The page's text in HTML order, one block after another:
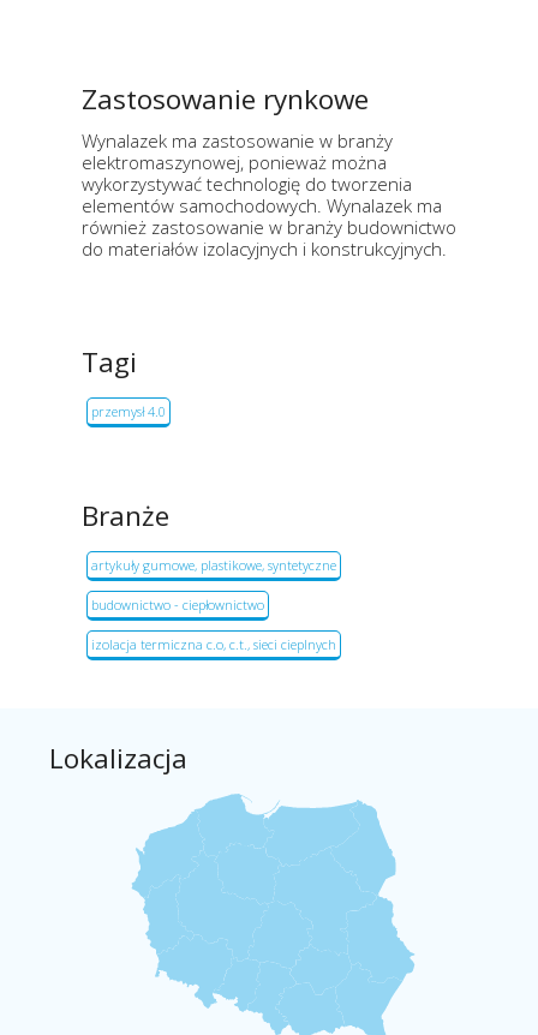
Zastosowanie rynkowe
Wynalazek ma zastosowanie w branży
elektromaszynowej, ponieważ można
wykorzystywać technologię do tworzenia
elementów samochodowych. Wynalazek ma
również zastosowanie w branży budownictwo
do materiałów izolacyjnych i konstrukcyjnych.
Tagi
przemysł 4.0
Branże
artykuły gumowe, plastikowe, syntetyczne
budownictwo - ciepłownictwo
izolacja termiczna c.o, c.t., sieci cieplnych
Lokalizacja